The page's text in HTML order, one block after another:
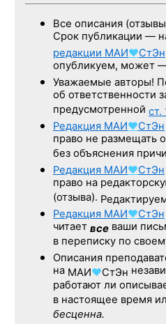
Все описания
Срок публикации —
редакции МАИ♥СтЭн
опубликуем, может
Уважаемые авторы!
об ответственности
предусмотренной ст.
Редакция МАИ♥СтЭн
право не размещать
без объяснения
Редакция МАИ♥СтЭн
право на
(отзыва).
Редакция МАИ♥СтЭн
читает все ваши
в переписку по
Описания
на МАИ♥СтЭн
работают ли
в настоящее время
бесценна.